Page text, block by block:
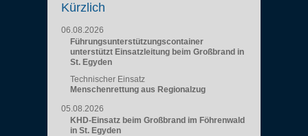
Kürzlich
06.08.2026
Führungsunterstützungscontainer
unterstützt Einsatzleitung beim Großbrand in
St. Egyden
Technischer Einsatz
Menschenrettung aus Regionalzug
05.08.2026
KHD-Einsatz beim Großbrand im Föhrenwald
in St. Egyden